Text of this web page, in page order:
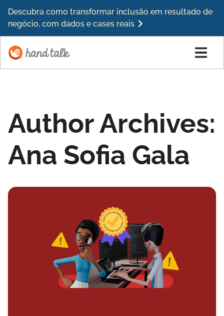
Descubra como transformar inclusão em resultado de
negócio, com dados e cases reais
Author Archives:
Ana Sofia Gala